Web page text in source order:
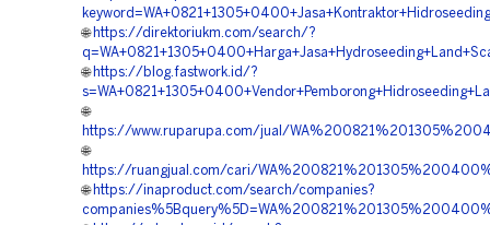
🌐 https://direktoriukm.com/search/?
🌐 https://blog.fastwork.id/?
🌐
https://www.ruparupa.com/jual/
🌐
https://ruangjual.com/cari/
🌐 https://inaproduct.com/search/companies?